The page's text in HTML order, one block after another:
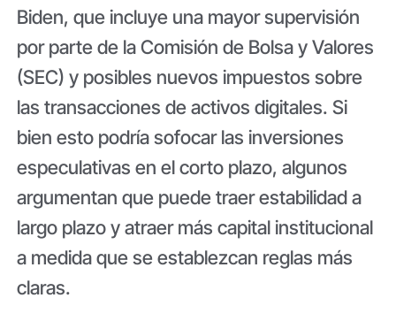
Biden, que incluye una mayor supervisión
por parte de la Comisión de Bolsa y Valores
(SEC) y posibles nuevos impuestos sobre
las transacciones de activos digitales. Si
bien esto podría sofocar las inversiones
especulativas en el corto plazo, algunos
argumentan que puede traer estabilidad a
largo plazo y atraer más capital institucional
a medida que se establezcan reglas más
claras.